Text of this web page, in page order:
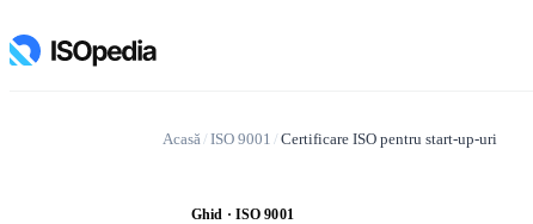
Acasă/ ISO 9001 / Certificare ISO pentru start-up-uri
Ghid · ISO 9001